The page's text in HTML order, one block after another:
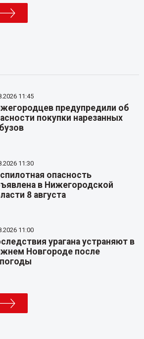
11:45
предупредили об
покупки нарезанных
11:30
опасность
в Нижегородской
8 августа
11:00
урагана устраняют в
Новгороде после